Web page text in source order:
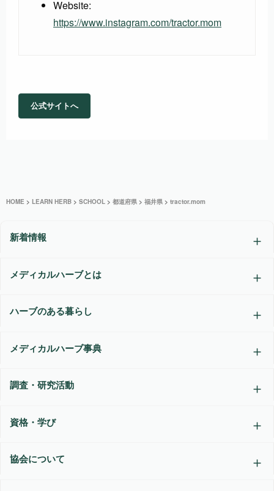
Website:
https://www.instagram.com/tractor.mom
公式サイトへ
HOME > LEARN HERB > SCHOOL > 都道府県 > 福井県 > tractor.mom
新着情報
メディカルハーブとは
ハーブのある暮らし
メディカルハーブ事典
調査・研究活動
資格・学び
協会について